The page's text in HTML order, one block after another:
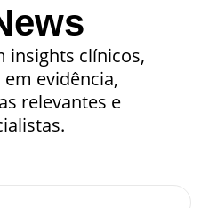
insights clínicos,
evidência,
relevantes e